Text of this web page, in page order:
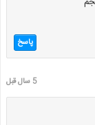
پاسخ
5 سال قبل